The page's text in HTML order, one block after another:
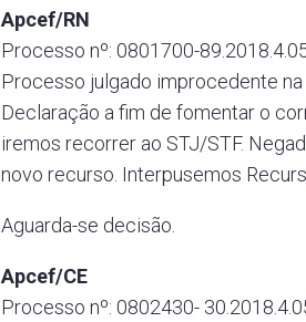
Apcef/RN
Processo nº: 0801700-
Processo julgado improcedente
Declaração a fim de fomentar o
iremos recorrer ao STJ/STF.
novo recurso. Interpusemos
Aguarda-se decisão.
Apcef/CE
Processo nº: 0802430-